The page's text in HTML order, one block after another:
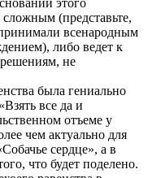
(представьте,
всенародным
либо ведет к
не
была гениально
все да и
отъеме у
чем актуально для
сердце», а в
что будет поделено.